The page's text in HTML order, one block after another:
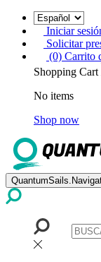
Iniciar
Solicitar
(0) Carrito
Shopping Cart
No items
Shop now